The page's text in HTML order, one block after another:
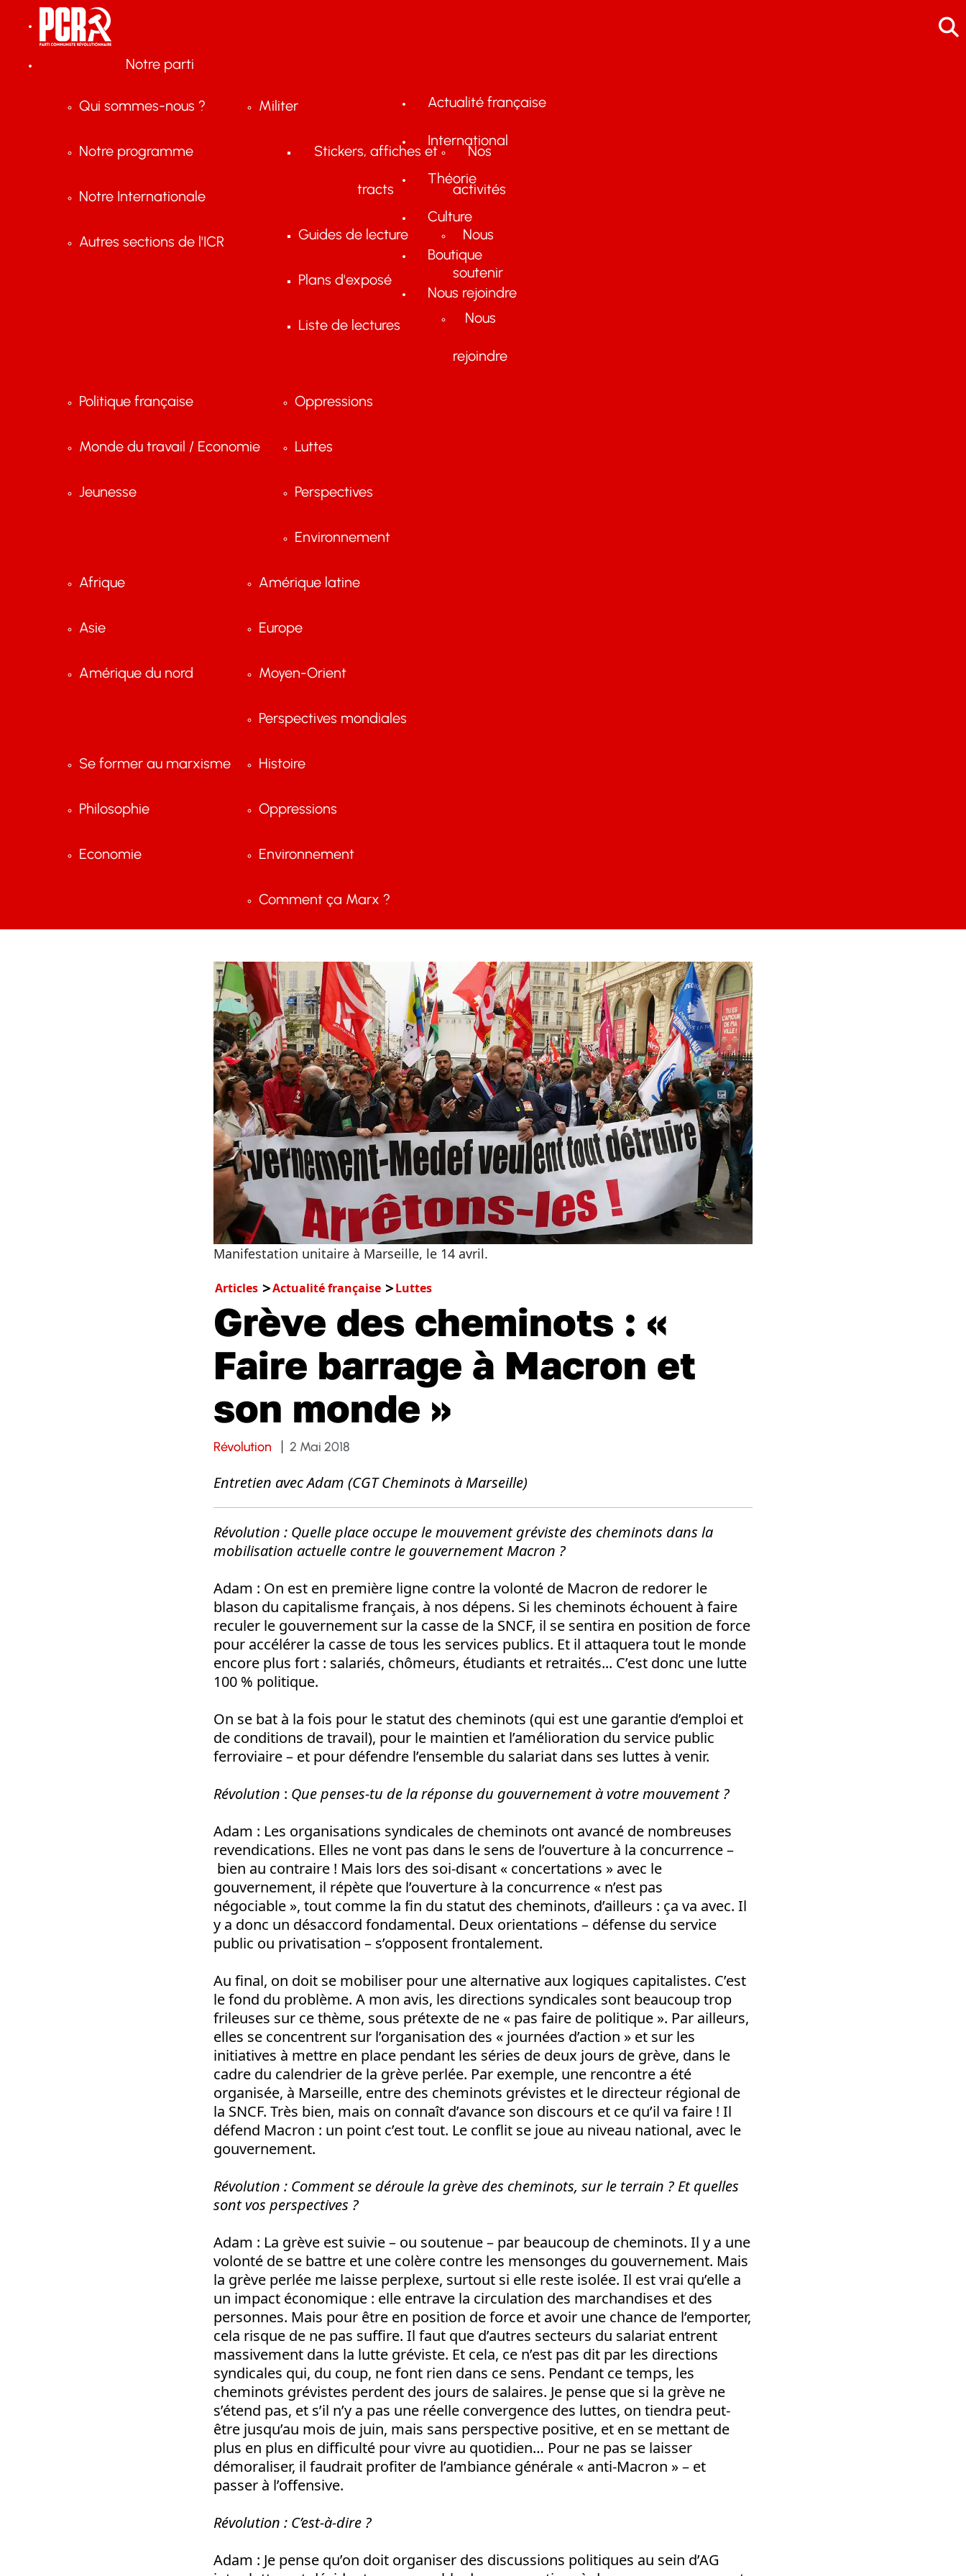
Notre parti
Qui sommes-nous ?
Notre programme
Notre Internationale
Autres sections de l'ICR
Militer
Stickers, affiches et
tracts
Guides de lecture
Plans d'exposé
Liste de lectures
Nos
activités
Nous
soutenir
Nous
rejoindre
Actualité française
Politique française
Monde du travail / Economie
Jeunesse
Oppressions
Luttes
Perspectives
Environnement
International
Afrique
Asie
Amérique du nord
Amérique latine
Europe
Moyen-Orient
Perspectives mondiales
Théorie
Se former au marxisme
Philosophie
Economie
Histoire
Oppressions
Environnement
Comment ça Marx ?
Culture
Boutique
Nous rejoindre
Manifestation unitaire à Marseille, le 14 avril.
Articles Actualité française Luttes
Grève des cheminots : «
Faire barrage à Macron et
son monde »
Révolution 2 Mai 2018
Entretien avec Adam (CGT Cheminots à Marseille)
Révolution : Quelle place occupe le mouvement gréviste des cheminots dans la
mobilisation actuelle contre le gouvernement Macron ?
Adam : On est en première ligne contre la volonté de Macron de redorer le
blason du capitalisme français, à nos dépens. Si les cheminots échouent à faire
reculer le gouvernement sur la casse de la SNCF, il se sentira en position de force
pour accélérer la casse de tous les services publics. Et il attaquera tout le monde
encore plus fort : salariés, chômeurs, étudiants et retraités... C’est donc une lutte
100 % politique.
On se bat à la fois pour le statut des cheminots (qui est une garantie d’emploi et
de conditions de travail), pour le maintien et l’amélioration du service public
ferroviaire – et pour défendre l’ensemble du salariat dans ses luttes à venir.
Révolution : Que penses-tu de la réponse du gouvernement à votre mouvement ?
Adam : Les organisations syndicales de cheminots ont avancé de nombreuses
revendications. Elles ne vont pas dans le sens de l’ouverture à la concurrence –
bien au contraire ! Mais lors des soi-disant « concertations » avec le
gouvernement, il répète que l’ouverture à la concurrence « n’est pas
négociable », tout comme la fin du statut des cheminots, d’ailleurs : ça va avec. Il
y a donc un désaccord fondamental. Deux orientations – défense du service
public ou privatisation – s’opposent frontalement.
Au final, on doit se mobiliser pour une alternative aux logiques capitalistes. C’est
le fond du problème. A mon avis, les directions syndicales sont beaucoup trop
frileuses sur ce thème, sous prétexte de ne « pas faire de politique ». Par ailleurs,
elles se concentrent sur l’organisation des « journées d’action » et sur les
initiatives à mettre en place pendant les séries de deux jours de grève, dans le
cadre du calendrier de la grève perlée. Par exemple, une rencontre a été
organisée, à Marseille, entre des cheminots grévistes et le directeur régional de
la SNCF. Très bien, mais on connaît d’avance son discours et ce qu’il va faire ! Il
défend Macron : un point c’est tout. Le conflit se joue au niveau national, avec le
gouvernement.
Révolution : Comment se déroule la grève des cheminots, sur le terrain ? Et quelles
sont vos perspectives ?
Adam : La grève est suivie – ou soutenue – par beaucoup de cheminots. Il y a une
volonté de se battre et une colère contre les mensonges du gouvernement. Mais
la grève perlée me laisse perplexe, surtout si elle reste isolée. Il est vrai qu’elle a
un impact économique : elle entrave la circulation des marchandises et des
personnes. Mais pour être en position de force et avoir une chance de l’emporter,
cela risque de ne pas suffire. Il faut que d’autres secteurs du salariat entrent
massivement dans la lutte gréviste. Et cela, ce n’est pas dit par les directions
syndicales qui, du coup, ne font rien dans ce sens. Pendant ce temps, les
cheminots grévistes perdent des jours de salaires. Je pense que si la grève ne
s’étend pas, et s’il n’y a pas une réelle convergence des luttes, on tiendra peut-
être jusqu’au mois de juin, mais sans perspective positive, et en se mettant de
plus en plus en difficulté pour vivre au quotidien… Pour ne pas se laisser
démoraliser, il faudrait profiter de l’ambiance générale « anti-Macron » – et
passer à l’offensive.
Révolution : C’est-à-dire ?
Adam : Je pense qu’on doit organiser des discussions politiques au sein d’AG